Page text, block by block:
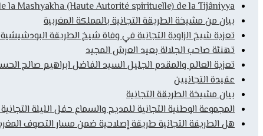
la Mashyakha (Haute Autorité spirituelle) de la Tijâniyya
بيان من مشيخة الطريقة التجانية بالمملكة المغربية
تعزية شيخ الزاوية التجانية في وفاة شيخ الطريقة
تهنئة صاحب الجلالة بعيد العرش المجيد
تعزية العالم والمقدم الجليل السيد الفاضل ابراهيم صالح
عقيدة التجانيين
بيان مشيخة الطريقة التجانية
المجموعة الوطنية التجانية للمديح والسماع حفل الليلة
هل الطريقة التجانية طريقة إصلاحية ضمن مسار التصوف